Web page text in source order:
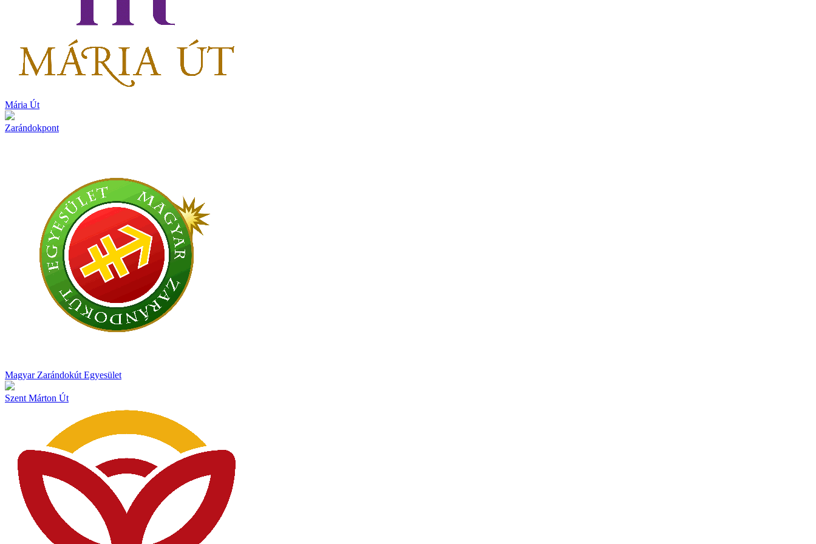
Mária Út
Zarándokpont
Magyar Zarándokút Egyesület
Szent Márton Út